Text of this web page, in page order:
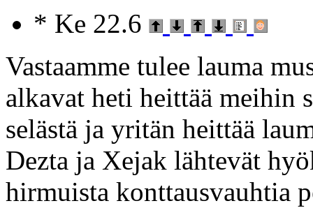
* Ke 22.6
Vastaamme tulee lauma
alkavat heti heittää meihin
selästä ja yritän heittää
Dezta ja Xejak lähtevät
hirmuista konttausvauhtia